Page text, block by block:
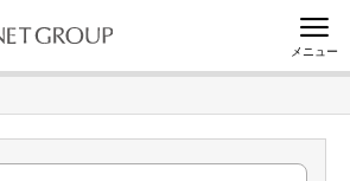
メニュー